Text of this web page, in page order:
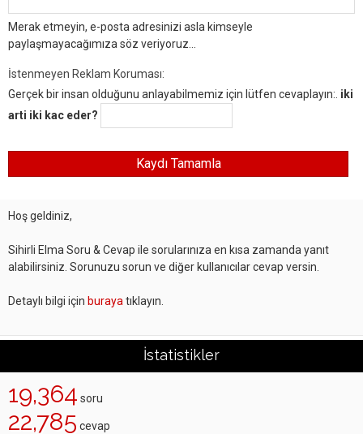
Merak etmeyin, e-posta adresinizi asla kimseyle
paylaşmayacağımıza söz veriyoruz...
İstenmeyen Reklam Koruması:
Gerçek bir insan olduğunu anlayabilmemiz için lütfen cevaplayın:. iki
arti iki kac eder?
Hoş geldiniz,
Sihirli Elma Soru & Cevap ile sorularınıza en kısa zamanda yanıt
alabilirsiniz. Sorunuzu sorun ve diğer kullanıcılar cevap versin.
Detaylı bilgi için buraya tıklayın.
İstatistikler
19,364 soru
22,785 cevap